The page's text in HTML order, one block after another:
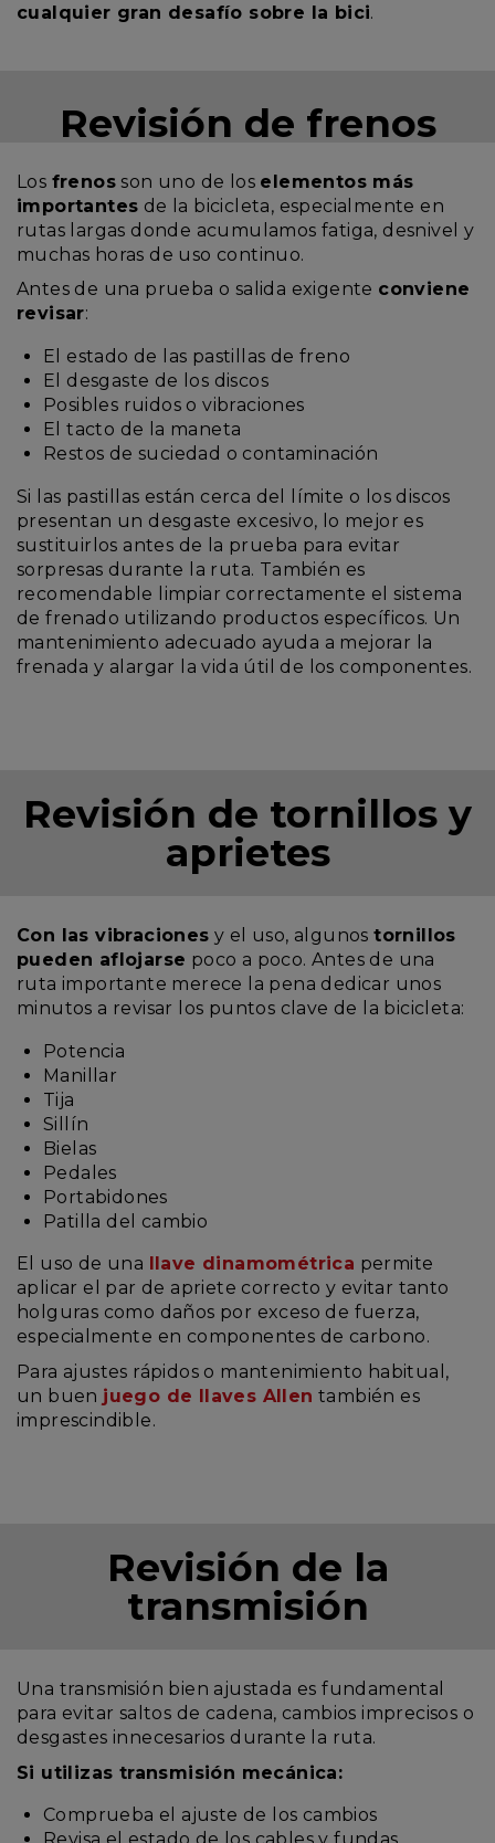
cualquier gran desafío sobre la bici.
Revisión de frenos
Los frenos son uno de los elementos más
importantes de la bicicleta, especialmente en
rutas largas donde acumulamos fatiga, desnivel y
muchas horas de uso continuo.
Antes de una prueba o salida exigente conviene
revisar:
El estado de las pastillas de freno
El desgaste de los discos
Posibles ruidos o vibraciones
El tacto de la maneta
Restos de suciedad o contaminación
Si las pastillas están cerca del límite o los discos
presentan un desgaste excesivo, lo mejor es
sustituirlos antes de la prueba para evitar
sorpresas durante la ruta. También es
recomendable limpiar correctamente el sistema
de frenado utilizando productos específicos. Un
mantenimiento adecuado ayuda a mejorar la
frenada y alargar la vida útil de los componentes.
Revisión de tornillos y
aprietes
Con las vibraciones y el uso, algunostornillos
pueden aflojarse poco a poco. Antes de una
ruta importante merece la pena dedicar unos
minutos a revisar los puntos clave de la bicicleta:
Potencia
Manillar
Tija
Sillín
Bielas
Pedales
Portabidones
Patilla del cambio
El uso de una llave dinamométrica permite
aplicar el par de apriete correcto y evitar tanto
holguras como daños por exceso de fuerza,
especialmente en componentes de carbono.
Para ajustes rápidos o mantenimiento habitual,
un buen juego de llaves Allen también es
imprescindible.
Revisión de la
transmisión
Una transmisión bien ajustada es fundamental
para evitar saltos de cadena, cambios imprecisos o
desgastes innecesarios durante la ruta.
Si utilizas transmisión mecánica:
Comprueba el ajuste de los cambios